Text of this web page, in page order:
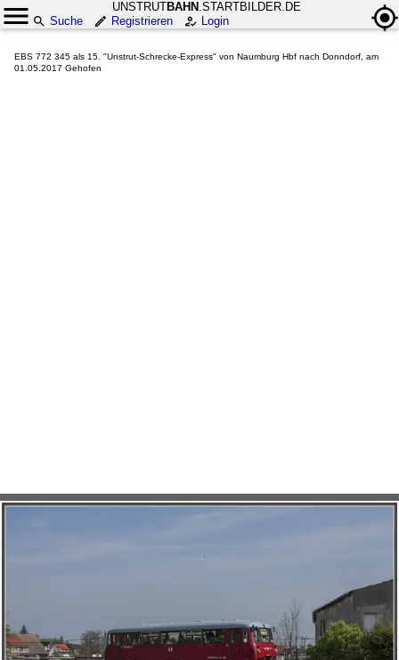
UNSTRUTBAHN .STARTBILDER.DE
Suche
Registrieren Login
EBS 772 345 als 15. "Unstrut-Schrecke-Express" von Naumburg Hbf nach Donndorf, am
01.05.2017 Gehofen